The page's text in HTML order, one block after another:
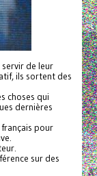
de leur
ils sortent des
choses qui
dernières
pour
sur des